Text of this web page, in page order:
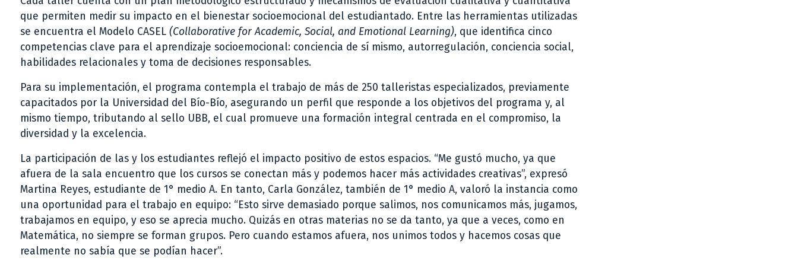
que permiten medir su impacto en el bienestar socioemocional del estudiantado. Entre las herramientas utilizadas
se encuentra el Modelo CASEL (Collaborative for Academic, Social, and Emotional Learning), que identifica cinco
competencias clave para el aprendizaje socioemocional: conciencia de sí mismo, autorregulación, conciencia social,
habilidades relacionales y toma de decisiones responsables.
Para su implementación, el programa contempla el trabajo de más de 250 talleristas especializados, previamente
capacitados por la Universidad del Bío-Bío, asegurando un perfil que responde a los objetivos del programa y, al
mismo tiempo, tributando al sello UBB, el cual promueve una formación integral centrada en el compromiso, la
diversidad y la excelencia.
La participación de las y los estudiantes reflejó el impacto positivo de estos espacios. “Me gustó mucho, ya que
afuera de la sala encuentro que los cursos se conectan más y podemos hacer más actividades creativas”, expresó
Martina Reyes, estudiante de 1° medio A. En tanto, Carla González, también de 1° medio A, valoró la instancia como
una oportunidad para el trabajo en equipo: “Esto sirve demasiado porque salimos, nos comunicamos más, jugamos,
trabajamos en equipo, y eso se aprecia mucho. Quizás en otras materias no se da tanto, ya que a veces, como en
Matemática, no siempre se forman grupos. Pero cuando estamos afuera, nos unimos todos y hacemos cosas que
realmente no sabía que se podían hacer”.